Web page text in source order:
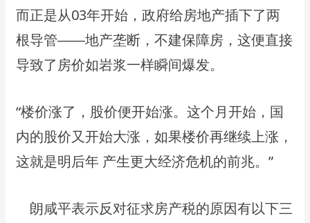
⽽正是从03年开始，政府给房地产插下了两
根导管――地产垄断，不建保障房，这便直接
导致了房价如岩浆⼀样瞬间爆发。
“楼价涨了，股价便开始涨。这个⽉开始，国
内的股价⼜开始⼤涨，如果楼价再继续上涨，
这就是明后年 产⽣更⼤经济危机的前兆。”
朗咸平表示反对征求房产税的原因有以下三